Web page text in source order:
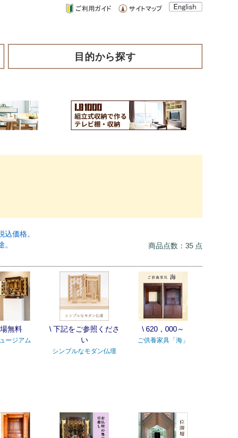
目的から探す
価格。
商品点数：35 点
無料
ージアム
\ 下記をご参照くださ
い
シンプルなモダン仏壇
\ 620，000～
ご供養家具「海」